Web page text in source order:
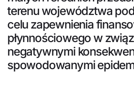
terenu województwa
celu zapewnienia
płynnościowego w
negatywnymi
spowodowanymi